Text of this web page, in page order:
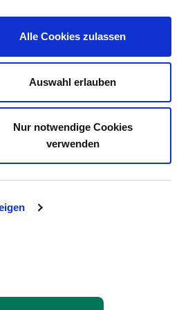
Alle Cookies zulassen
Auswahl erlauben
Nur notwendige Cookies
verwenden